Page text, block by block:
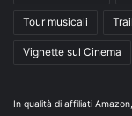
Tour musicali
Vignette sul Cinema
In qualità di affiliati